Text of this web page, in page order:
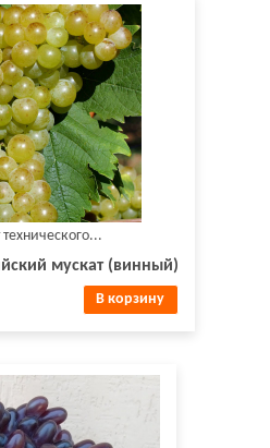
мускат (винный)
В корзину